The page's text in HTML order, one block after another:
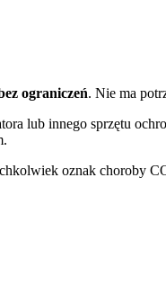
ograniczeń. Nie ma
lub innego sprzętu
oznak choroby